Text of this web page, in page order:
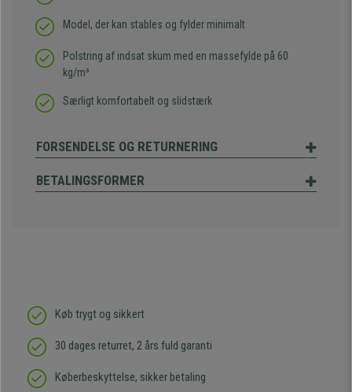
Model, der kan stables og fylder minimalt
Polstring af indsat skum med en massefylde på 60
kg/m³
Særligt komfortabelt og slidstærk
FORSENDELSE OG RETURNERING
BETALINGSFORMER
Køb trygt og sikkert
30 dages returret, 2 års fuld garanti
Køberbeskyttelse, sikker betaling